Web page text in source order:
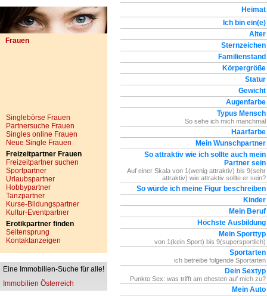
Frauen
Singlebörse Frauen
Partnersuche Frauen
Singles online Frauen
Neue Single Frauen
Freizeitpartner Frauen
Freizeitpartner suchen
Sportpartner
Urlaubspartner
Hobbypartner
Tanzpartner
Kurse-Bildungspartner
Kultur-Eventpartner
Erotikpartner finden
Seitensprung
Kontaktanzeigen
Eine Immobilien-Suche für alle!
Immobilien Österreich
Heimat
Ich bin ein(e)
Alter
Sternzeichen
Familienstand
Körpergröße
Statur
Gewicht
Augenfarbe
Typus Mensch
So sehe ich mich manchmal
Haarfarbe
Mein Wunschpartner
So attraktiv wie ich sollte auch mein
Partner sein
Auf einer Skala von 1(wenig attraktiv) bis 9(sehr
attraktiv) wie attraktiv sollte er sein?
So würde ich meine Figur beschreiben
Kinder
Mein Beruf
Höchste Ausbildung
Mein Sporttyp
von 1(kein Sport) bis 9(supersportlich)
Sportarten
ich betreibe folgende Sportarten
Dein Sextyp
Punkto Sex: was trifft am ehesten auf mich zu?
Mein Auto